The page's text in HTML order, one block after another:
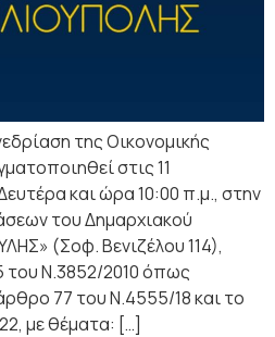
της Οικονομικής
στις 11
και ώρα 10:00 π.μ., στην
του Δημαρχιακού
(Σοφ. Βενιζέλου 114),
Ν.3852/2010 όπως
77 του Ν.4555/18 και το
με θέματα: […]